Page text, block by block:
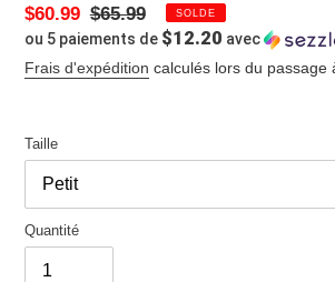
Prix
réduit
$60.99 Prix
normal
$65.99 SOLDE
ou 5 paiements de $12.20 avec
Frais d'expédition calculés lors du passage
Taille
Quantité